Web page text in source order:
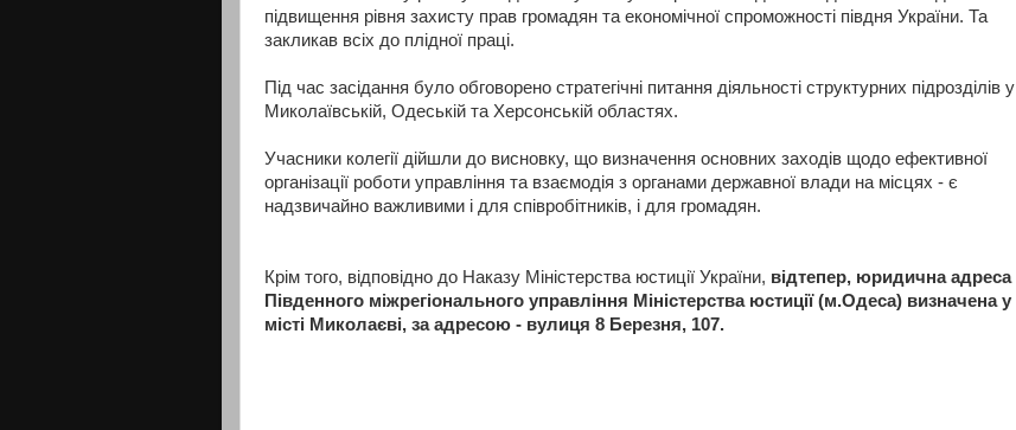
підвищення рівня захисту прав громадян та економічної спроможності півдня України. Та
закликав всіх до плідної праці.
Під час засідання було обговорено стратегічні питання діяльності структурних підрозділів у
Миколаївській, Одеській та Херсонській областях.
Учасники колегії дійшли до висновку, що визначення основних заходів щодо ефективної
організації роботи управління та взаємодія з органами державної влади на місцях - є
надзвичайно важливими і для співробітників, і для громадян.
Крім того, відповідно до Наказу Міністерства юстиції України, відтепер, юридична адреса
Південного міжрегіонального управління Міністерства юстиції (м.Одеса) визначена у
місті Миколаєві, за адресою - вулиця 8 Березня, 107.